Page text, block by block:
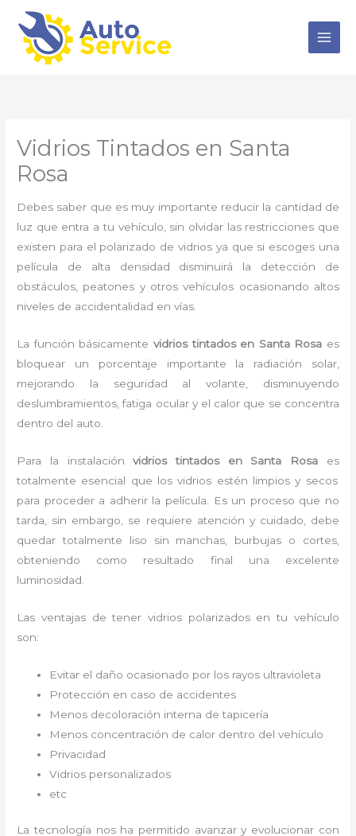
contenido
Vidrios Tintados en Santa
Rosa
Debes saber que es muy importante reducir la cantidad de
luz que entra a tu vehículo, sin olvidar las restricciones que
existen para el polarizado de vidrios ya que si escoges una
película de alta densidad disminuirá la detección de
obstáculos, peatones y otros vehículos ocasionando altos
niveles de accidentalidad en vías.
La función básicamente vidrios tintados en Santa Rosa es
bloquear un porcentaje importante la radiación solar,
mejorando la seguridad al volante, disminuyendo
deslumbramientos, fatiga ocular y el calor que se concentra
dentro del auto.
Para la instalaciónvidrios tintadosen Santa Rosa es
totalmente esencial que los vidrios estén limpios y secos
para proceder a adherir la película. Es un proceso que no
tarda, sin embargo, se requiere atención y cuidado, debe
quedar totalmente liso sin manchas, burbujas o cortes,
obteniendo como resultado final una excelente
luminosidad.
Las ventajas de tener vidrios polarizados en tu vehículo
son:
Evitar el daño ocasionado por los rayos ultravioleta
Protección en caso de accidentes
Menos decoloración interna de tapicería
Menos concentración de calor dentro del vehículo
Privacidad
Vidrios personalizados
etc
La tecnología nos ha permitido avanzar y evolucionar con